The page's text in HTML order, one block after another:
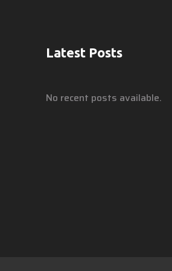
Latest Posts
No recent posts available.